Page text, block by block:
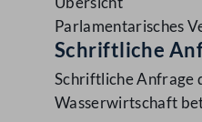
Parlamentarisches
Schriftliche
Schriftliche Anfrage
Wasserwirtschaft